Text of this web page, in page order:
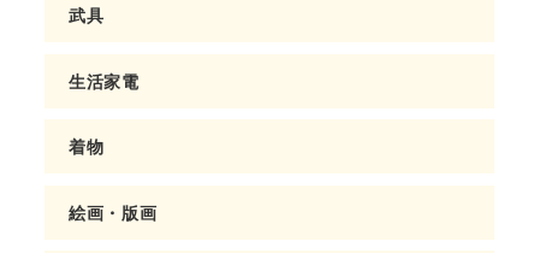
武具
生活家電
着物
絵画・版画